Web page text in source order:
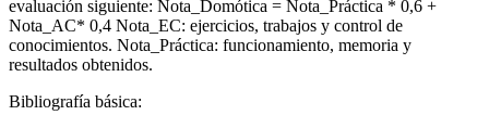
evaluación siguiente: Nota_Domótica = Nota_Práctica * 0,6 +
Nota_AC* 0,4 Nota_EC: ejercicios, trabajos y control de
conocimientos. Nota_Práctica: funcionamiento, memoria y
resultados obtenidos.
Bibliografía básica: